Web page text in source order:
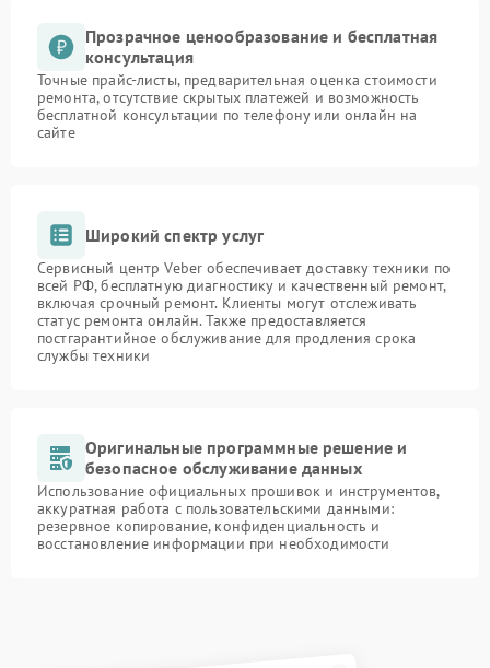
Прозрачное ценообразование и бесплатная
консультация
Точные прайс-листы, предварительная оценка стоимости
ремонта, отсутствие скрытых платежей и возможность
бесплатной консультации по телефону или онлайн на
сайте
Широкий спектр услуг
Сервисный центр Veber обеспечивает доставку техники по
всей РФ, бесплатную диагностику и качественный ремонт,
включая срочный ремонт. Клиенты могут отслеживать
статус ремонта онлайн. Также предоставляется
постгарантийное обслуживание для продления срока
службы техники
Оригинальные программные решение и
безопасное обслуживание данных
Использование официальных прошивок и инструментов,
аккуратная работа с пользовательскими данными:
резервное копирование, конфиденциальность и
восстановление информации при необходимости